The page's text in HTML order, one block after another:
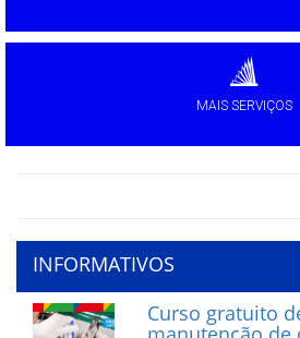
MAIS SERVIÇOS
INFORMATIVOS
Curso gratuito